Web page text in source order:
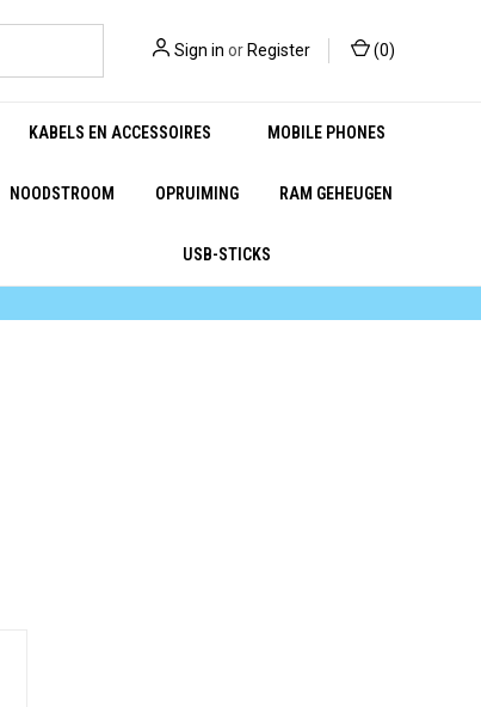
Sign in or Register (0)
KABELS EN ACCESSOIRES MOBILE PHONES
NOODSTROOM OPRUIMING RAM GEHEUGEN
USB-STICKS